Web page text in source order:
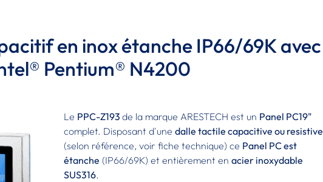
en inox étanche IP66/69K avec
Pentium® N4200
Le PPC-Z193de la marque ARESTECH est un Panel PC19"
complet. Disposant d'unedalle tactile capacitive ou resistive
(selon référence, voir fiche technique) ce Panel PC est
étanche (IP66/69K) et entièrement enacier inoxydable
SUS316.